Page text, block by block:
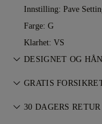
Innstilling: Pave
Farge: G
Klarhet: VS
DESIGNET OG
Smykkekunst
GRATIS
All porto er gratis,
30 DAGERS RETUR